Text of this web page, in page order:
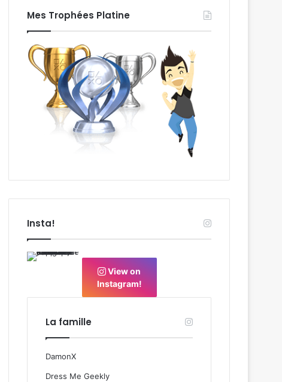
Mes Trophées Platine
Insta!
View on
Instagram!
La famille
DamonX
Dress Me Geekly